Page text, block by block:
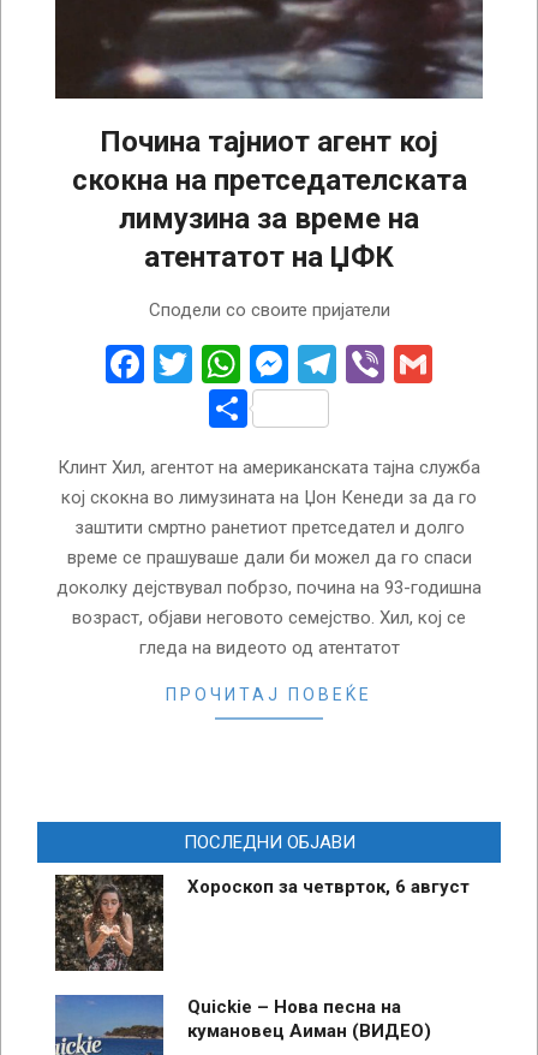
Почина тајниот агент кој
скокна на претседателската
лимузина за време на
атентатот на ЏФК
Сподели со своите пријатели
Facebook
TwitterWhatsApp
Messenger
Telegram
Viber
Share
Клинт Хил, агентот на американската тајна служба
кој скокна во лимузината на Џон Кенеди за да го
заштити смртно ранетиот претседател и долго
време се прашуваше дали би можел да го спаси
доколку дејствувал побрзо, почина на 93-годишна
возраст, објави неговото семејство. Хил, кој се
гледа на видеото од атентатот
ПРОЧИТАЈ ПОВЕЌЕ
ПОСЛЕДНИ ОБЈАВИ
Хороскоп за четврток, 6 август
Quickie – Нова песна на
кумановец Аиман (ВИДЕО)